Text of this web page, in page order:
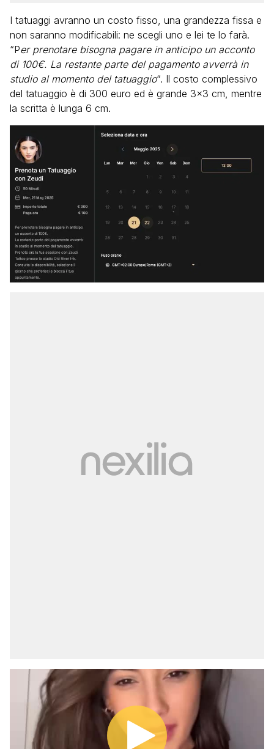
I tatuaggi avranno un costo fisso, una grandezza fissa e
non saranno modificabili: ne scegli uno e lei te lo farà.
“Per prenotare bisogna pagare in anticipo un acconto
di 100€. La restante parte del pagamento avverrà in
studio al momento del tatuaggio“. Il costo complessivo
del tatuaggio è di 300 euro ed è grande 3×3 cm, mentre
la scritta è lunga 6 cm.